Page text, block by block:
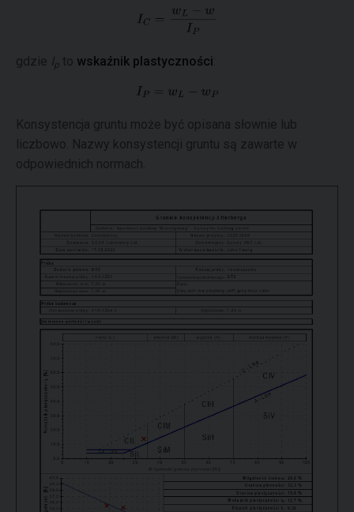
gdzie Ip to wskaźnik plastyczności
Konsystencja gruntu może być opisana słownie lub
liczbowo. Nazwy konsystencji gruntu są zawarte w
odpowiednich normach.